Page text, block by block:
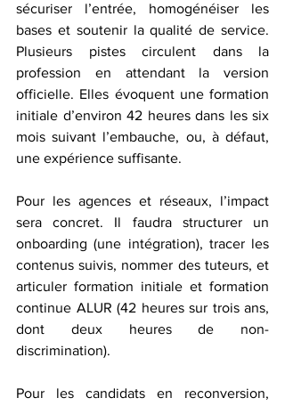
sécuriser l’entrée, homogénéiser les
bases et soutenir la qualité de service.
Plusieurs pistes circulent dans la
profession en attendant la version
officielle. Elles évoquent une formation
initiale d’environ 42 heures dans les six
mois suivant l’embauche, ou, à défaut,
une expérience suffisante.
Pour les agences et réseaux, l’impact
sera concret. Il faudra structurer un
onboarding (une intégration), tracer les
contenus suivis, nommer des tuteurs, et
articuler formation initiale et formation
continue ALUR (42 heures sur trois ans,
dont deux heures de non-
discrimination).
Pour les candidats en reconversion,